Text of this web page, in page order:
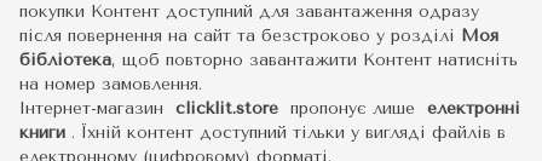
покупки Контент доступний для завантаження одразу
після повернення на сайт та безстроково у розділі Моя
бібліотека, щоб повторно завантажити Контент натисніть
на номер замовлення.
Інтернет-магазин clicklit.store пропонує лише електронні
книги . Їхній контент доступний тільки у вигляді файлів в